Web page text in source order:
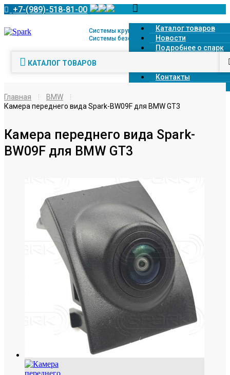
+7-(989)-518-81-00
Системы кругового обзора 360° и
Системы безопасной парковки
Каталог товаров
Новости
Подробнее о спарк
Контакты
КАТАЛОГ ТОВАРОВ
Главная
BMW
Камера переднего вида Spark-BW09F для BMW GT3
Камера переднего вида Spark-
BW09F для BMW GT3